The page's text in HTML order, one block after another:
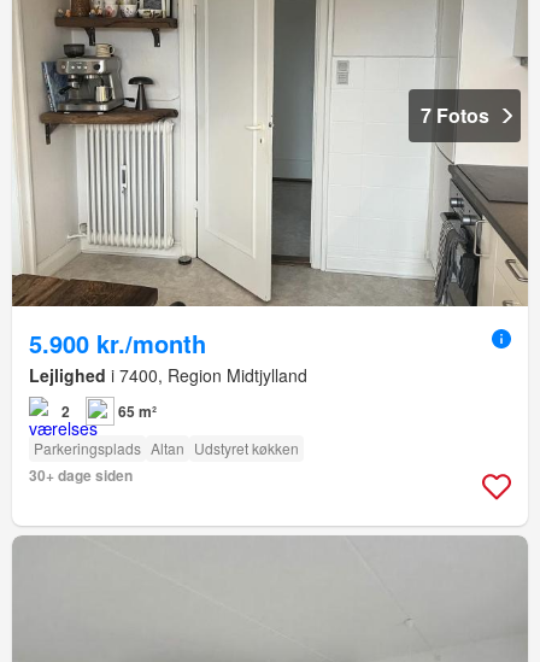
7 Fotos
5.900 kr./month
Lejlighed i 7400, Region Midtjylland
2 65 m²
Parkeringsplads Altan Udstyret køkken
30+ dage siden